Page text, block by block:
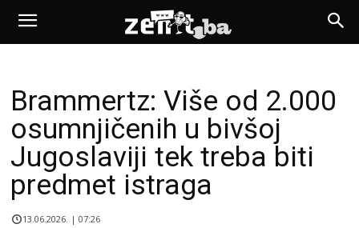
Brammertz: Više od 2.000
osumnjičenih u bivšoj
Jugoslaviji tek treba biti
predmet istraga
13.06.2026. | 07:26